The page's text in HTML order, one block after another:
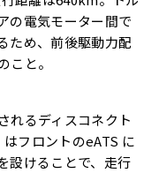
の電気モーター間で
ため、前後駆動力配
こと。
れるディスコネクト
フロントのeATS に
設けることで、走行